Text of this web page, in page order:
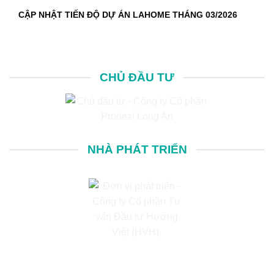
CẬP NHẬT TIẾN ĐỘ DỰ ÁN LAHOME THÁNG 03/2026
CHỦ ĐẦU TƯ
NHÀ PHÁT TRIỂN